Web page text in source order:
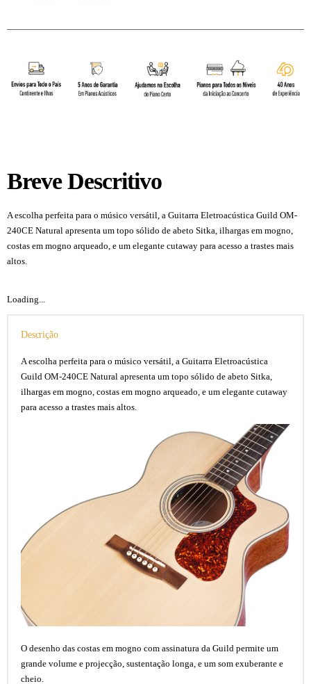
Breve Descritivo
A escolha perfeita para o músico versátil, a Guitarra Eletroacústica Guild OM-
240CE Natural apresenta um topo sólido de abeto Sitka, ilhargas em mogno,
costas em mogno arqueado, e um elegante cutaway para acesso a trastes mais
altos.
Loading...
Descrição
A escolha perfeita para o músico versátil, a Guitarra Eletroacústica
Guild OM-240CE Natural apresenta um topo sólido de abeto Sitka,
ilhargas em mogno, costas em mogno arqueado, e um elegante cutaway
para acesso a trastes mais altos.
O desenho das costas em mogno com assinatura da Guild permite um
grande volume e projecção, sustentação longa, e um som exuberante e
cheio.